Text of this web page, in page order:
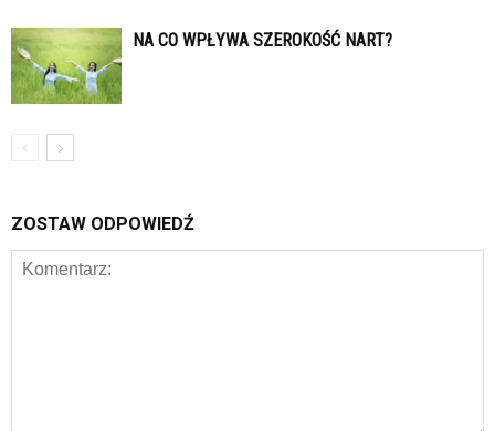
NA CO WPŁYWA SZEROKOŚĆ NART?
ZOSTAW ODPOWIEDŹ